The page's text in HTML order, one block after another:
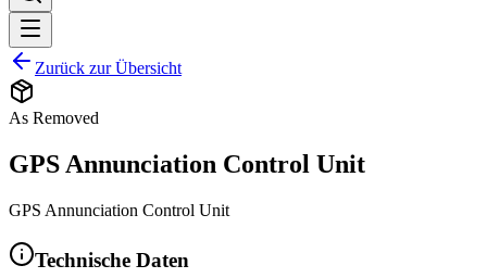
Zurück zur Übersicht
As Removed
GPS Annunciation Control Unit
GPS Annunciation Control Unit
Technische Daten